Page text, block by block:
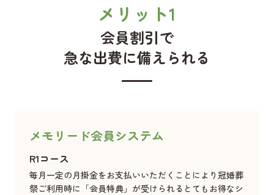
メリット1
会員割引で
急な出費に備えられる
メモリード会員システム
R1コース
毎月一定の月掛金をお支払いいただくことにより冠婚葬
祭ご利用時に「会員特典」が受けられるとてもお得なシ